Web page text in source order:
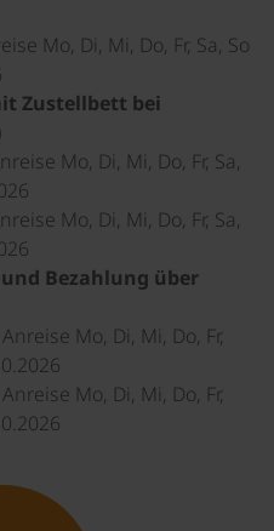
Mo, Di, Mi, Do, Fr, Sa, So
Zustellbett bei
Mo, Di, Mi, Do, Fr, Sa,
Mo, Di, Mi, Do, Fr, Sa,
Bezahlung über
Mo, Di, Mi, Do, Fr,
Mo, Di, Mi, Do, Fr,